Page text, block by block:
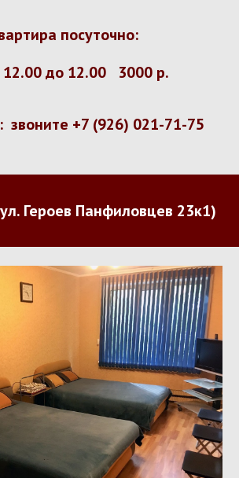
посуточно:
12.00 до 12.00 3000 р.
звоните +7 (926) 021-71-75
Героев Панфиловцев 23к1)